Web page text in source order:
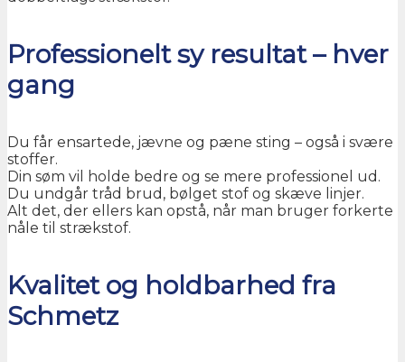
Professionelt sy resultat – hver
gang
Du får ensartede, jævne og pæne sting – også i svære
stoffer.
Din søm vil holde bedre og se mere professionel ud.
Du undgår tråd brud, bølget stof og skæve linjer.
Alt det, der ellers kan opstå, når man bruger forkerte
nåle til strækstof.
Kvalitet og holdbarhed fra
Schmetz